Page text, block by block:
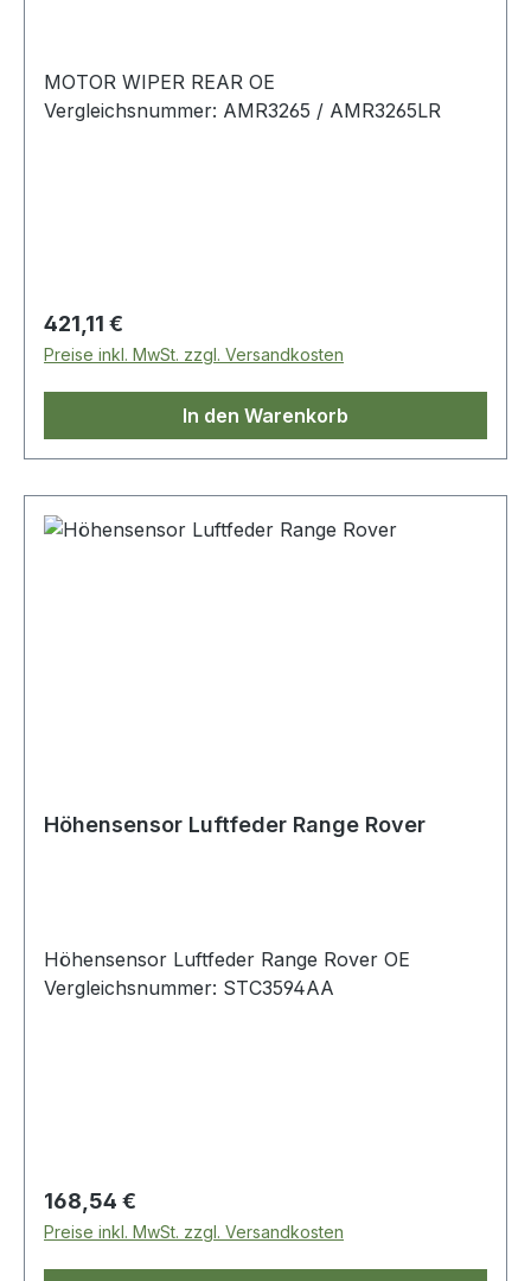
MOTOR WIPER REAR OE
Vergleichsnummer: AMR3265 / AMR3265LR
Regulärer Preis:
421,11 €
Preise inkl. MwSt. zzgl. Versandkosten
In den Warenkorb
Höhensensor Luftfeder Range Rover
Höhensensor Luftfeder Range Rover OE
Vergleichsnummer: STC3594AA
Regulärer Preis:
168,54 €
Preise inkl. MwSt. zzgl. Versandkosten